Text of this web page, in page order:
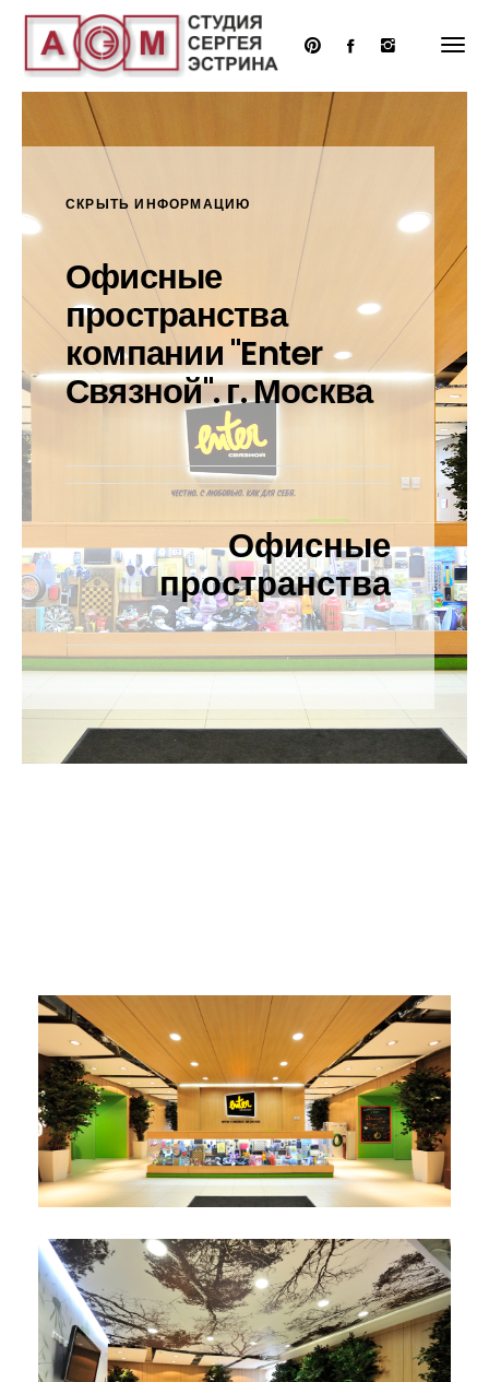
Перейти
основному
содержанию
СКРЫТЬ ИНФОРМАЦИЮ
Офисные
пространства
компании "Enter
Связной". г. Москва
проекта
Офисные
пространства